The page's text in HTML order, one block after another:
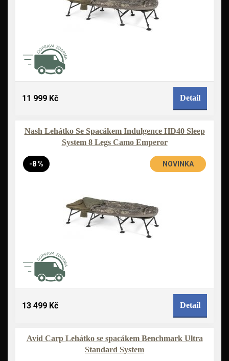
11 999 Kč Detail
Nash Lehátko Se Spacákem Indulgence HD40 Sleep
System 8 Legs Camo Emperor
-8 % NOVINKA
13 499 Kč Detail
Avid Carp Lehátko se spacákem Benchmark Ultra
Standard System